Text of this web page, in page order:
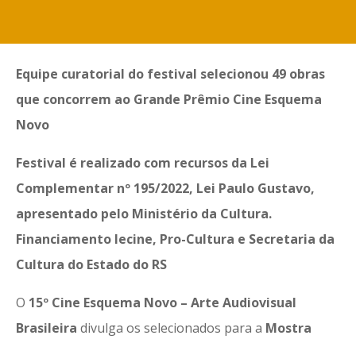
Equipe curatorial do festival selecionou 49 obras
que concorrem ao Grande Prêmio Cine Esquema
Novo
Festival é realizado com recursos da Lei
Complementar nº 195/2022, Lei Paulo Gustavo,
apresentado pelo Ministério da Cultura.
Financiamento Iecine, Pro-Cultura e Secretaria da
Cultura do Estado do RS
O 15º Cine Esquema Novo – Arte Audiovisual
Brasileira divulga os selecionados para a Mostra